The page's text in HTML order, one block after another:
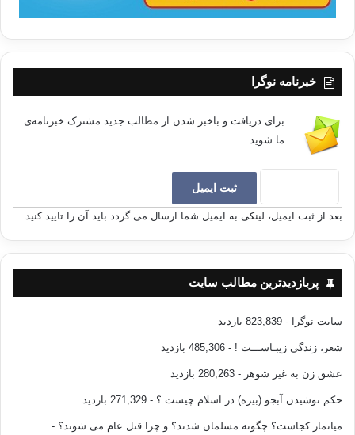
مسائل زندگی در پرتو شریعت خدا حل و فصل نگردد.
هرگاه رابطه‌ی مردم با آفریدگارشان به وسیله‌ی ترک صراط مستقیم
خدائی روی دهد، این امر خود فسادی است شامل همگان و در
برگیرنده‌ی احوال ایشان‌.
این تباهی همه جای زمین و انسانها را دربر میگیرد و موجی از
نارسائیها و طوفانی از نادرستی‌ها همه جا را فرا می‌گیرد.
#تدبر_روزانه
خبرنامه نوگرا
برای دریافت و باخبر شدن از مطالب جدید مشترک خبرنامه‌ی
ما شوید.
بعد از ثبت ایمیل، لینکی به ایمیل شما ارسال می گردد باید آن را تایید کنید.
پربازدیدترین مطالب سایت
سایت نوگرا - 823,839 بازدید
شعر، زندگی زیبـاســـت ! - 485,306 بازدید
عشق زن به غیر شوهر - 280,263 بازدید
حکم نوشیدن آبجو (بیره) در اسلام چیست ؟ - 271,329 بازدید
میانمار کجاست؟ چگونه مسلمان شدند؟ و چرا قتل عام می شوند؟ -